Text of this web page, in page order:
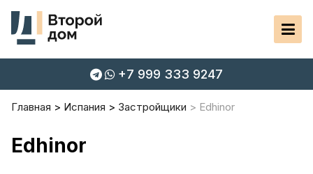
+7 999 333 9247
Главная Испания Застройщики Edhinor
Edhinor